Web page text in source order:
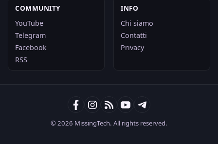
COMMUNITY
YouTube
Telegram
Facebook
RSS
INFO
Chi siamo
Contatti
Privacy
© 2026 MissingTech. All rights reserved.